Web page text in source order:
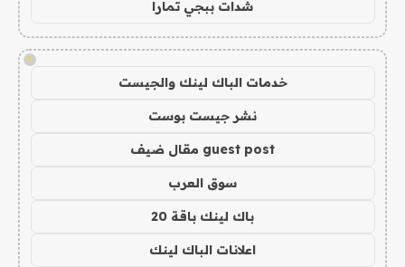
شدات ببجي تمارا
!
خدمات الباك لينك والجيست
نشر جيست بوست
guest post مقال ضيف
سوق العرب
باك لينك باقة 20
اعلانات الباك لينك